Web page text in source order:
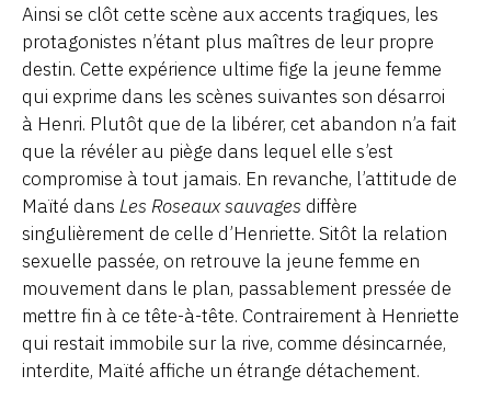
Ainsi se clôt cette scène aux accents tragiques, les
protagonistes n’étant plus maîtres de leur propre
destin. Cette expérience ultime fige la jeune femme
qui exprime dans les scènes suivantes son désarroi
à Henri. Plutôt que de la libérer, cet abandon n’a fait
que la révéler au piège dans lequel elle s’est
compromise à tout jamais. En revanche, l’attitude de
Maïté dans Les Roseaux sauvages diffère
singulièrement de celle d’Henriette. Sitôt la relation
sexuelle passée, on retrouve la jeune femme en
mouvement dans le plan, passablement pressée de
mettre fin à ce tête-à-tête. Contrairement à Henriette
qui restait immobile sur la rive, comme désincarnée,
interdite, Maïté affiche un étrange détachement.